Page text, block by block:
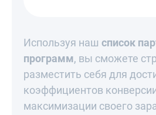
Используя наш список
программ, вы сможете
разместить себя для
коэффициентов
максимизации своего